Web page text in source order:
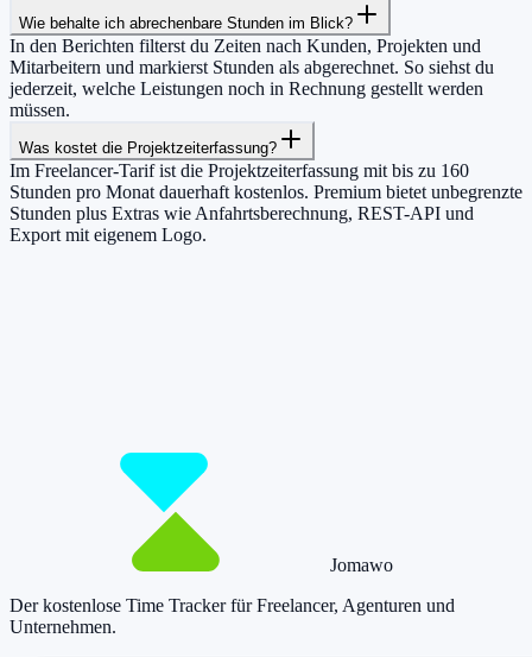
Wie behalte ich abrechenbare Stunden im Blick?
In den Berichten filterst du Zeiten nach Kunden, Projekten und
Mitarbeitern und markierst Stunden als abgerechnet. So siehst du
jederzeit, welche Leistungen noch in Rechnung gestellt werden
müssen.
Was kostet die Projektzeiterfassung?
Im Freelancer-Tarif ist die Projektzeiterfassung mit bis zu 160
Stunden pro Monat dauerhaft kostenlos. Premium bietet unbegrenzte
Stunden plus Extras wie Anfahrtsberechnung, REST-API und
Export mit eigenem Logo.
Jomawo
Der kostenlose Time Tracker für Freelancer, Agenturen und
Unternehmen.